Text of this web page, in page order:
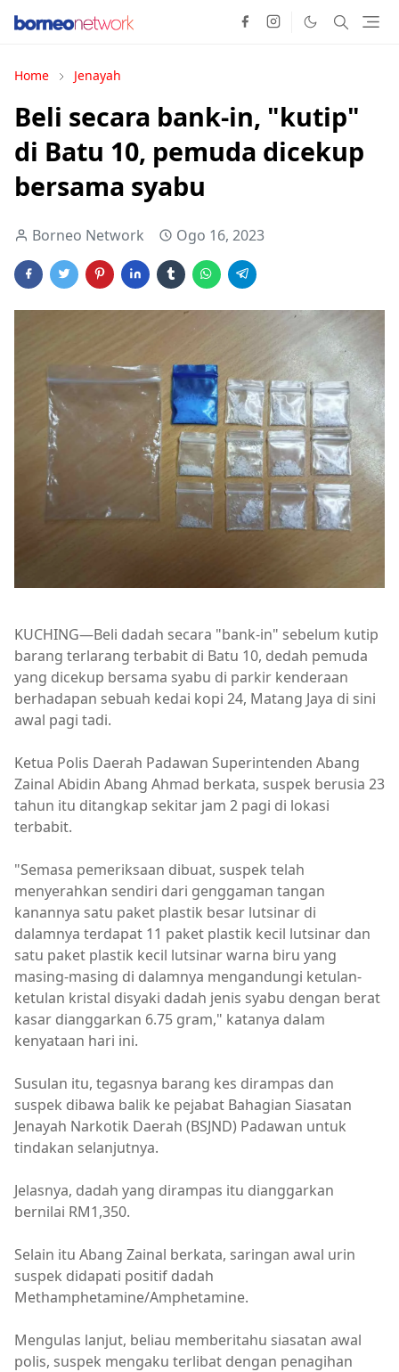
Home Jenayah
Beli secara bank-in, "kutip"
di Batu 10, pemuda dicekup
bersama syabu
Borneo Network Ogo 16, 2023
KUCHING—Beli dadah secara "bank-in" sebelum kutip
barang terlarang terbabit di Batu 10, dedah pemuda
yang dicekup bersama syabu di parkir kenderaan
berhadapan sebuah kedai kopi 24, Matang Jaya di sini
awal pagi tadi.
Ketua Polis Daerah Padawan Superintenden Abang
Zainal Abidin Abang Ahmad berkata, suspek berusia 23
tahun itu ditangkap sekitar jam 2 pagi di lokasi
terbabit.
"Semasa pemeriksaan dibuat, suspek telah
menyerahkan sendiri dari genggaman tangan
kanannya satu paket plastik besar lutsinar di
dalamnya terdapat 11 paket plastik kecil lutsinar dan
satu paket plastik kecil lutsinar warna biru yang
masing-masing di dalamnya mengandungi ketulan-
ketulan kristal disyaki dadah jenis syabu dengan berat
kasar dianggarkan 6.75 gram," katanya dalam
kenyataan hari ini.
Susulan itu, tegasnya barang kes dirampas dan
suspek dibawa balik ke pejabat Bahagian Siasatan
Jenayah Narkotik Daerah (BSJND) Padawan untuk
tindakan selanjutnya.
Jelasnya, dadah yang dirampas itu dianggarkan
bernilai RM1,350.
Selain itu Abang Zainal berkata, saringan awal urin
suspek didapati positif dadah
Methamphetamine/Amphetamine.
Mengulas lanjut, beliau memberitahu siasatan awal
polis, suspek mengaku terlibat dengan penagihan